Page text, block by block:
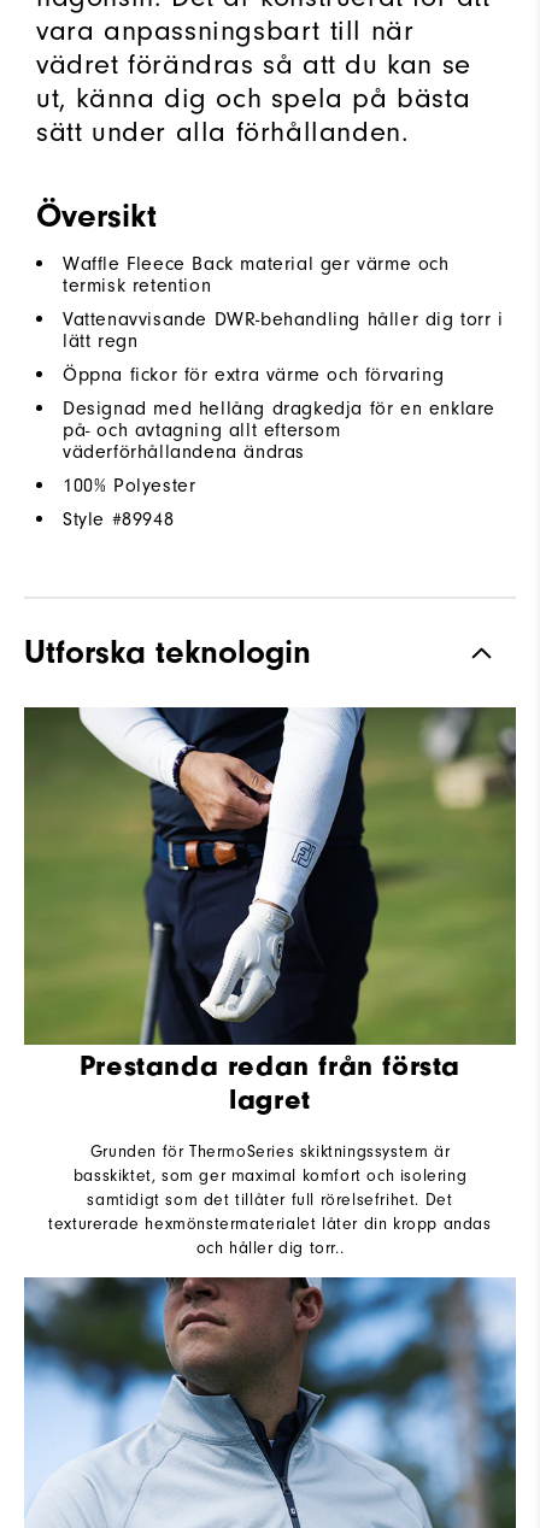
vara anpassningsbart till när
vädret förändras så att du kan se
ut, känna dig och spela på bästa
sätt under alla förhållanden.
Översikt
Waffle Fleece Back material ger värme och
termisk retention
Vattenavvisande DWR-behandling håller dig torr i
lätt regn
Öppna fickor för extra värme och förvaring
Designad med hellång dragkedja för en enklare
på- och avtagning allt eftersom
väderförhållandena ändras
100% Polyester
Style #89948
Utforska teknologin
Prestanda redan från första
lagret
Grunden för ThermoSeries skiktningssystem är
basskiktet, som ger maximal komfort och isolering
samtidigt som det tillåter full rörelsefrihet. Det
texturerade hexmönstermaterialet låter din kropp andas
och håller dig torr..